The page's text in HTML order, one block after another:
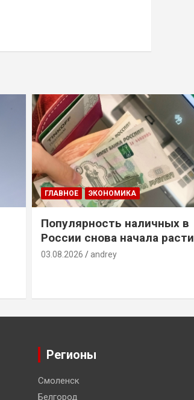
ГЛАВНОЕ ЭКОНОМИКА
Популярность наличных в
России снова начала расти
03.08.2026 andrey
Регионы
Смоленск
Белгород